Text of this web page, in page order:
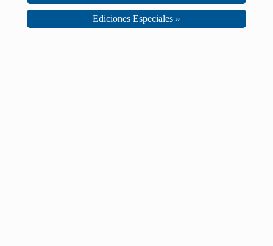
Ediciones Especiales »